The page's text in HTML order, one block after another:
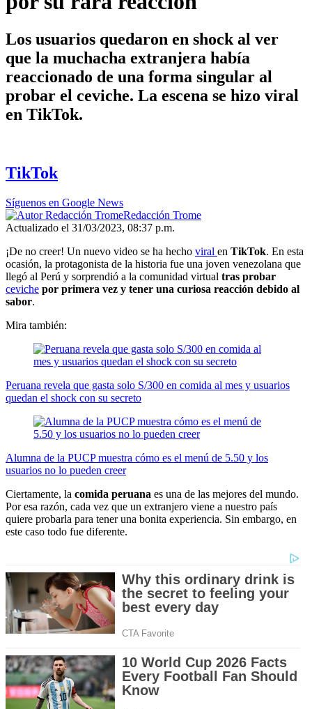
Los usuarios quedaron en shock al ver
que la muchacha extranjera había
reaccionado de una forma singular al
probar el ceviche. La escena se hizo viral
en TikTok.
TikTok
Síguenos en Google News
Redacción Trome
Actualizado el 31/03/2023, 08:37 p.m.
¡De no creer! Un nuevo video se ha hecho viral en TikTok. En esta
ocasión, la protagonista de la historia fue una joven venezolana que
llegó al Perú y sorprendió a la comunidad virtual tras probar
ceviche por primera vez y tener una curiosa reacción debido al
sabor.
Mira también:
Peruana revela que gasta solo S/300 en comida al mes y usuarios
quedan el shock con su secreto
Alumna de la PUCP muestra cómo es el menú de 5.50 y los
usuarios no lo pueden creer
Ciertamente, la comida peruana es una de las mejores del mundo.
Por esa razón, cada vez que un extranjero viene a nuestro país
quiere probarla para tener una bonita experiencia. Sin embargo, en
este caso todo fue diferente.